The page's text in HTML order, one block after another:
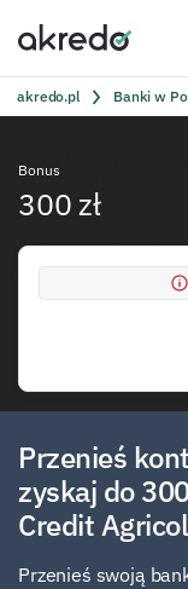
akredo.pl Banki w
Bonus
300 zł
Przenieś
zyskaj do
Credit
Przenieś swoją